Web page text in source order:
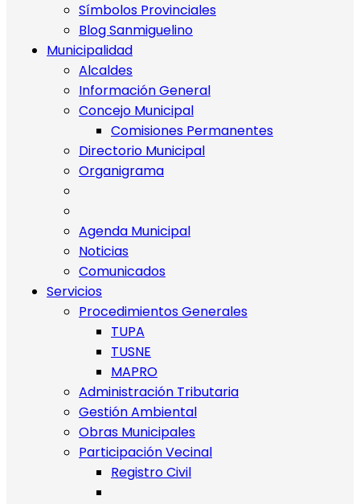
Símbolos Provinciales
Blog Sanmiguelino
Municipalidad
Alcaldes
Información General
Concejo Municipal
Comisiones Permanentes
Directorio Municipal
Organigrama
Agenda Municipal
Noticias
Comunicados
Servicios
Procedimientos Generales
TUPA
TUSNE
MAPRO
Administración Tributaria
Gestión Ambiental
Obras Municipales
Participación Vecinal
Registro Civil